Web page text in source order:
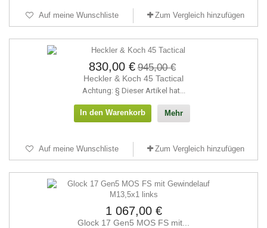
Auf meine Wunschliste Zum Vergleich hinzufügen
830,00 € 945,00 €
Heckler & Koch 45 Tactical
Achtung: § Dieser Artikel hat...
In den Warenkorb Mehr
Auf meine Wunschliste Zum Vergleich hinzufügen
1 067,00 €
Glock 17 Gen5 MOS FS mit...